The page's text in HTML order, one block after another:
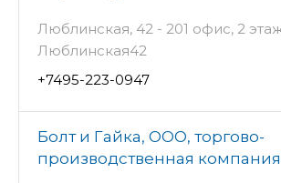
Люблинская, 42 - 201 офис, 2
Люблинская42
+7495-223-0947
Болт и Гайка, ООО, торгово-
производственная компания